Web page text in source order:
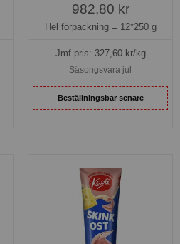
982,80 kr
Hel förpackning = 12*250 g
Jmf.pris: 327,60kr/kg
Säsongsvara jul
Beställningsbar senare